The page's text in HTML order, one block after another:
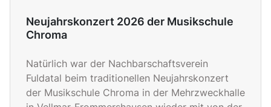
Neujahrskonzert 2026 der Musikschule
Chroma
Natürlich war der Nachbarschaftsverein
Fuldatal beim traditionellen Neujahrskonzert
der Musikschule Chroma in der Mehrzweckhalle